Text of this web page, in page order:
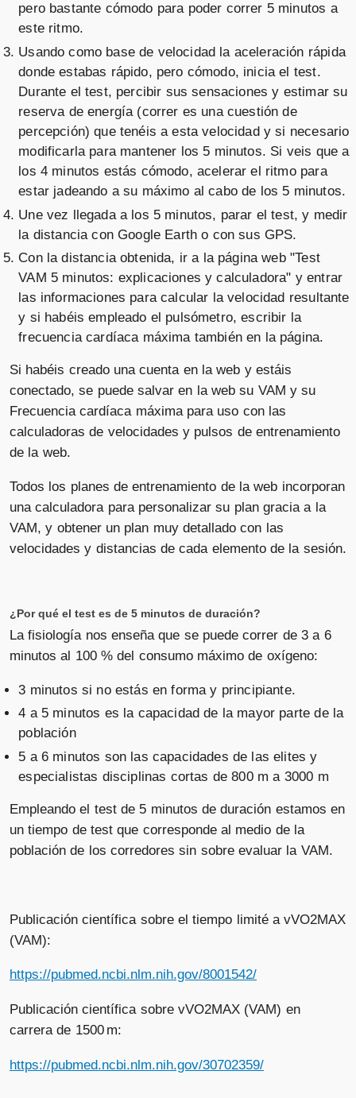
pero bastante cómodo para poder correr 5 minutos a
este ritmo.
Usando como base de velocidad la aceleración rápida
donde estabas rápido, pero cómodo, inicia el test.
Durante el test, percibir sus sensaciones y estimar su
reserva de energía (correr es una cuestión de
percepción) que tenéis a esta velocidad y si necesario
modificarla para mantener los 5 minutos. Si veis que a
los 4 minutos estás cómodo, acelerar el ritmo para
estar jadeando a su máximo al cabo de los 5 minutos.
Une vez llegada a los 5 minutos, parar el test, y medir
la distancia con Google Earth o con sus GPS.
Con la distancia obtenida, ir a la página web "Test
VAM 5 minutos: explicaciones y calculadora" y entrar
las informaciones para calcular la velocidad resultante
y si habéis empleado el pulsómetro, escribir la
frecuencia cardíaca máxima también en la página.
Si habéis creado una cuenta en la web y estáis
conectado, se puede salvar en la web su VAM y su
Frecuencia cardíaca máxima para uso con las
calculadoras de velocidades y pulsos de entrenamiento
de la web.
Todos los planes de entrenamiento de la web incorporan
una calculadora para personalizar su plan gracia a la
VAM, y obtener un plan muy detallado con las
velocidades y distancias de cada elemento de la sesión.
¿Por qué el test es de 5 minutos de duración?
La fisiología nos enseña que se puede correr de 3 a 6
minutos al 100 % del consumo máximo de oxígeno:
3 minutos si no estás en forma y principiante.
4 a 5 minutos es la capacidad de la mayor parte de la
población
5 a 6 minutos son las capacidades de las elites y
especialistas disciplinas cortas de 800 m a 3000 m
Empleando el test de 5 minutos de duración estamos en
un tiempo de test que corresponde al medio de la
población de los corredores sin sobre evaluar la VAM.
Publicación científica sobre el tiempo limité a vVO2MAX
(VAM):
https://pubmed.ncbi.nlm.nih.gov/8001542/
Publicación científica sobre vVO2MAX (VAM) en
carrera de 1500 m:
https://pubmed.ncbi.nlm.nih.gov/30702359/